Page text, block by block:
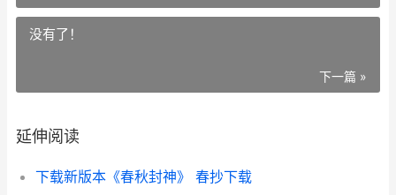
没有了！
下一篇 »
延伸阅读
下载新版本《春秋封神》 春抄下载